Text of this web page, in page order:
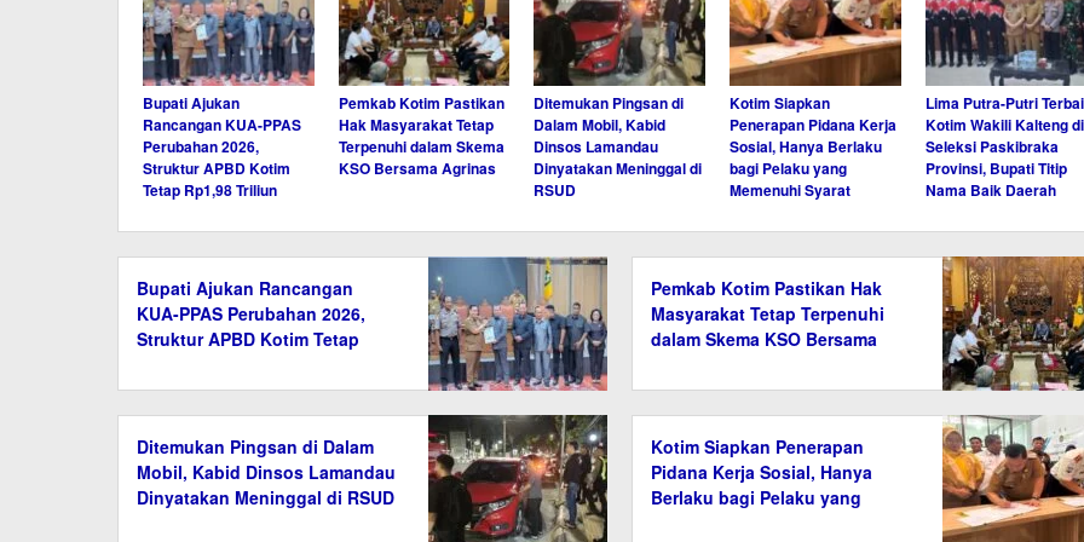
Bupati Ajukan
Rancangan KUA-PPAS
Perubahan 2026,
Struktur APBD Kotim
Tetap Rp1,98 Triliun
Pemkab Kotim Pastikan
Hak Masyarakat Tetap
Terpenuhi dalam Skema
KSO Bersama Agrinas
Ditemukan Pingsan di
Dalam Mobil, Kabid
Dinsos Lamandau
Dinyatakan Meninggal di
RSUD
Kotim Siapkan
Penerapan Pidana Kerja
Sosial, Hanya Berlaku
bagi Pelaku yang
Memenuhi Syarat
Lima Putra-Putri
Kotim Wakili Kalteng di
Seleksi Paskibraka
Provinsi, Bupati Titip
Nama Baik Daerah
Bupati Ajukan Rancangan
KUA-PPAS Perubahan 2026,
Struktur APBD Kotim Tetap
Pemkab Kotim Pastikan Hak
Masyarakat Tetap Terpenuhi
dalam Skema KSO Bersama
Ditemukan Pingsan di Dalam
Mobil, Kabid Dinsos Lamandau
Dinyatakan Meninggal di RSUD
Kotim Siapkan Penerapan
Pidana Kerja Sosial, Hanya
Berlaku bagi Pelaku yang